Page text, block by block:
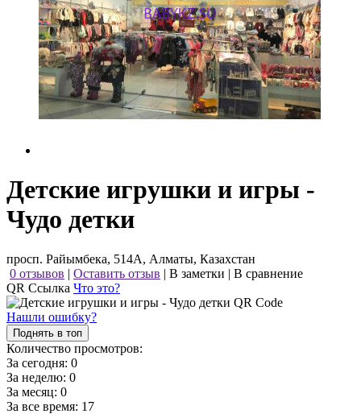
Детские игрушки и игры -
Чудо детки
просп. Райымбека, 514А, Алматы, Казахстан
0 отзывов | Оставить отзыв | В заметки | В сравнение
QR Ссылка Что это?
Нашли ошибку?
Поднять в топ
Количество просмотров:
За сегодня: 0
За неделю: 0
За месяц: 0
За все время: 17